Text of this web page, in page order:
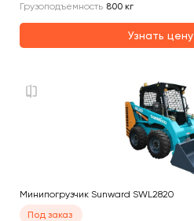
Грузоподъемность 800 кг
Узнать цену
Минипогрузчик Sunward SWL2820
Под заказ